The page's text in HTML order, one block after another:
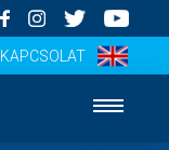
KAPCSOLAT